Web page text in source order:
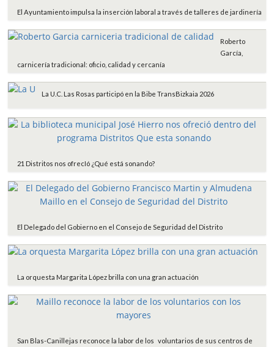
El Ayuntamiento impulsa la inserción laboral a través de talleres de jardinería
Roberto
García,
carnicería tradicional: oficio, calidad y cercanía
La U.C. Las Rosas participó en la Bibe TransBizkaia 2026
21 Distritos nos ofrecIó ¿Qué está sonando?
El Delegado del Gobierno en el Consejo de Seguridad del Distrito
La orquesta Margarita López brilla con una gran actuación
San Blas-Canillejas reconoce la labor de los voluntarios de sus centros de